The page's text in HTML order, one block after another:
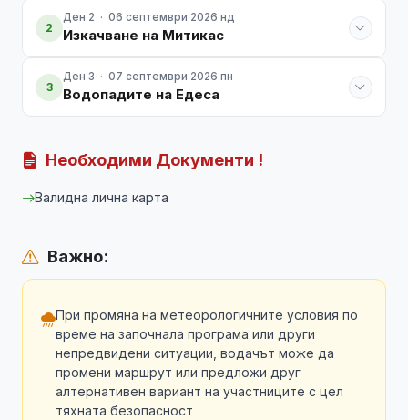
2
Ден 2 · 06 септември 2026 нд
Изкачване на Митикас
3
Ден 3 · 07 септември 2026 пн
Водопадите на Едеса
Необходими Документи !
Валидна лична карта
Важно:
При промяна на метеорологичните условия по
време на започнала програма или други
непредвидени ситуации, водачът може да
промени маршрут или предложи друг
алтернативен вариант на участниците с цел
тяхната безопасност